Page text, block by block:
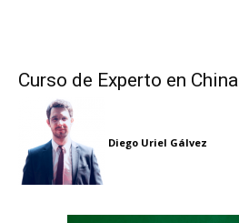
Curso de Experto en China
Diego Uriel Gálvez